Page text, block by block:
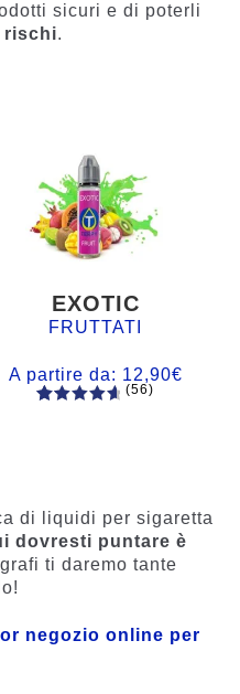
sicuri e di poterli
rischi.
EXOTIC
FRUTTATI
A partire da: 12,90€
recension
i
(56)
di liquidi per sigaretta
dovresti puntare è
ti daremo tante
negozio online per